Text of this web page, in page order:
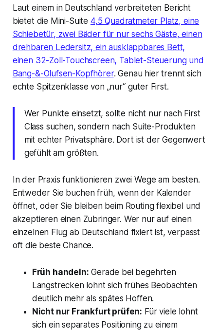
Laut einem in Deutschland verbreiteten Bericht
bietet die Mini-Suite 4,5 Quadratmeter Platz, eine
Schiebetür, zwei Bäder für nur sechs Gäste, einen
drehbaren Ledersitz, ein ausklappbares Bett,
einen 32-Zoll-Touchscreen, Tablet-Steuerung und
Bang-&-Olufsen-Kopfhörer. Genau hier trennt sich
echte Spitzenklasse von „nur“ guter First.
Wer Punkte einsetzt, sollte nicht nur nach First
Class suchen, sondern nach Suite-Produkten
mit echter Privatsphäre. Dort ist der Gegenwert
gefühlt am größten.
In der Praxis funktionieren zwei Wege am besten.
Entweder Sie buchen früh, wenn der Kalender
öffnet, oder Sie bleiben beim Routing flexibel und
akzeptieren einen Zubringer. Wer nur auf einen
einzelnen Flug ab Deutschland fixiert ist, verpasst
oft die beste Chance.
Früh handeln: Gerade bei begehrten
Langstrecken lohnt sich frühes Beobachten
deutlich mehr als spätes Hoffen.
Nicht nur Frankfurt prüfen: Für viele lohnt
sich ein separates Positioning zu einem